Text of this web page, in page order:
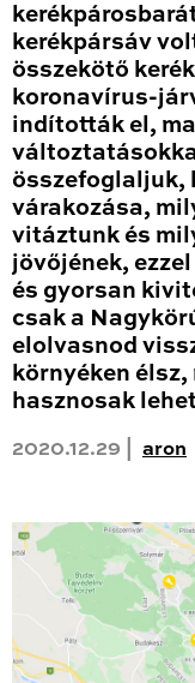
kerékpársáv
összekötő
koronavírus-
indították el,
összefoglaljuk,
várakozása,
vitáztunk és
jövőjének,
és gyorsan
csak a
elolvasnod
környéken
hasznosak
2020.12.29 | aron